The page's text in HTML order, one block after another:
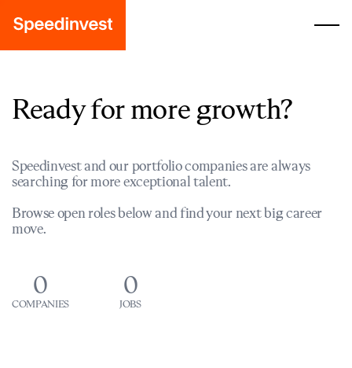
Ready for more growth?
Speedinvest and our portfolio companies are always
searching for more exceptional talent.
Browse open roles below and find your next big career
move.
0
COMPANIES
0
JOBS